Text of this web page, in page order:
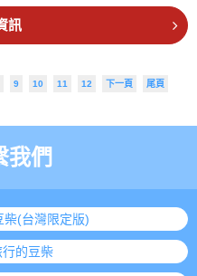
訊
9 10 11 12 下一頁 尾頁
們
(台灣限定版)
的豆柴